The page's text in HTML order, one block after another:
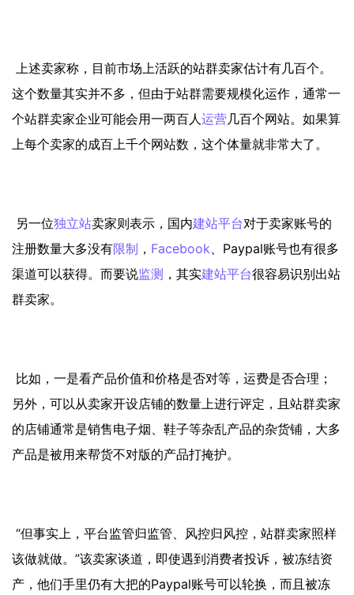
上述卖家称，目前市场上活跃的站群卖家估计有几百个。
这个数量其实并不多，但由于站群需要规模化运作，通常一
个站群卖家企业可能会用一两百人运营几百个网站。如果算
上每个卖家的成百上千个网站数，这个体量就非常大了。
另一位独立站卖家则表示，国内建站平台对于卖家账号的
注册数量大多没有限制 ， Facebook、Paypal账号也有很多
渠道可以获得。而要说监测 ，其实建站平台很容易识别出站
群卖家。
比如，一是看产品价值和价格是否对等，运费是否合理；
另外，可以从卖家开设店铺的数量上进行评定，且站群卖家
的店铺通常是销售电子烟、鞋子等杂乱产品的杂货铺，大多
产品是被用来帮货不对版的产品打掩护。
“但事实上，平台监管归监管、风控归风控，站群卖家照样
该做就做。”该卖家谈道，即使遇到消费者投诉，被冻结资
产，他们手里仍有大把的Paypal账号可以轮换，而且被冻